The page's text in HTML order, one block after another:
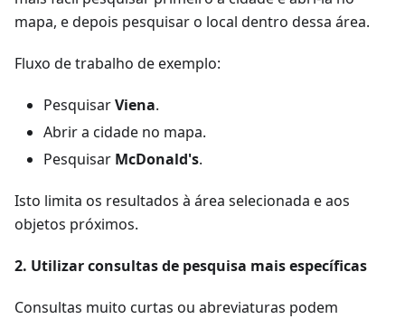
mapa, e depois pesquisar o local dentro dessa área.
Fluxo de trabalho de exemplo:
PesquisarViena.
Abrir a cidade no mapa.
Pesquisar McDonald's.
Isto limita os resultados à área selecionada e aos
objetos próximos.
2. Utilizar consultas de pesquisa mais específicas
Consultas muito curtas ou abreviaturas podem